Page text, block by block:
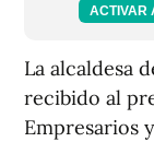
ACTIVAR
La alcaldesa
recibido al
Empresarios